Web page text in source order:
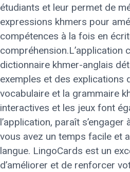
étudiants et leur permet de
expressions khmers pour
compétences à la fois en
compréhension.L’application
dictionnaire khmer-anglais
exemples et des explications
vocabulaire et la grammaire
interactives et les jeux font
l’application, paraît
vous avez un temps facile et
langue. LingoCards est un
d’améliorer et de renforcer